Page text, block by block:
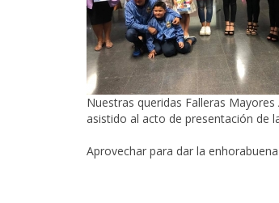
Nuestras queridas Falleras
asistido al acto de presentación de
Aprovechar para dar la